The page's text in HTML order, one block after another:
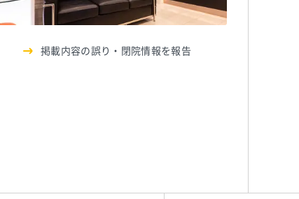
掲載内容の誤り・閉院情報を報告